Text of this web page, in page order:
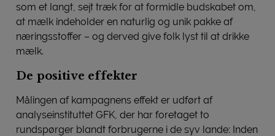
som et langt, sejt træk for at formidle budskabet om,
at mælk indeholder en naturlig og unik pakke af
næringsstoffer – og derved give folk lyst til at drikke
mælk.
De positive effekter
Målingen af kampagnens effekt er udført af
analyseinstituttet GFK, der har foretaget to
rundspørger blandt forbrugerne i de syv lande: Inden